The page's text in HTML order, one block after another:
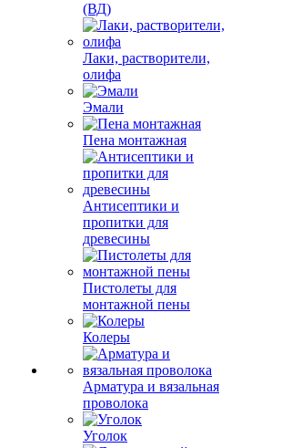
(ВД)
Лаки, растворители,
олифа
Эмали
Пена монтажная
Антисептики и
пропитки для
древесины
Пистолеты для
монтажной пены
Колеры
Арматура и вязальная
проволока
Уголок